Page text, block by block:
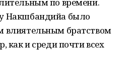
Накшбандийа было
влиятельным братством
как и среди почти всех